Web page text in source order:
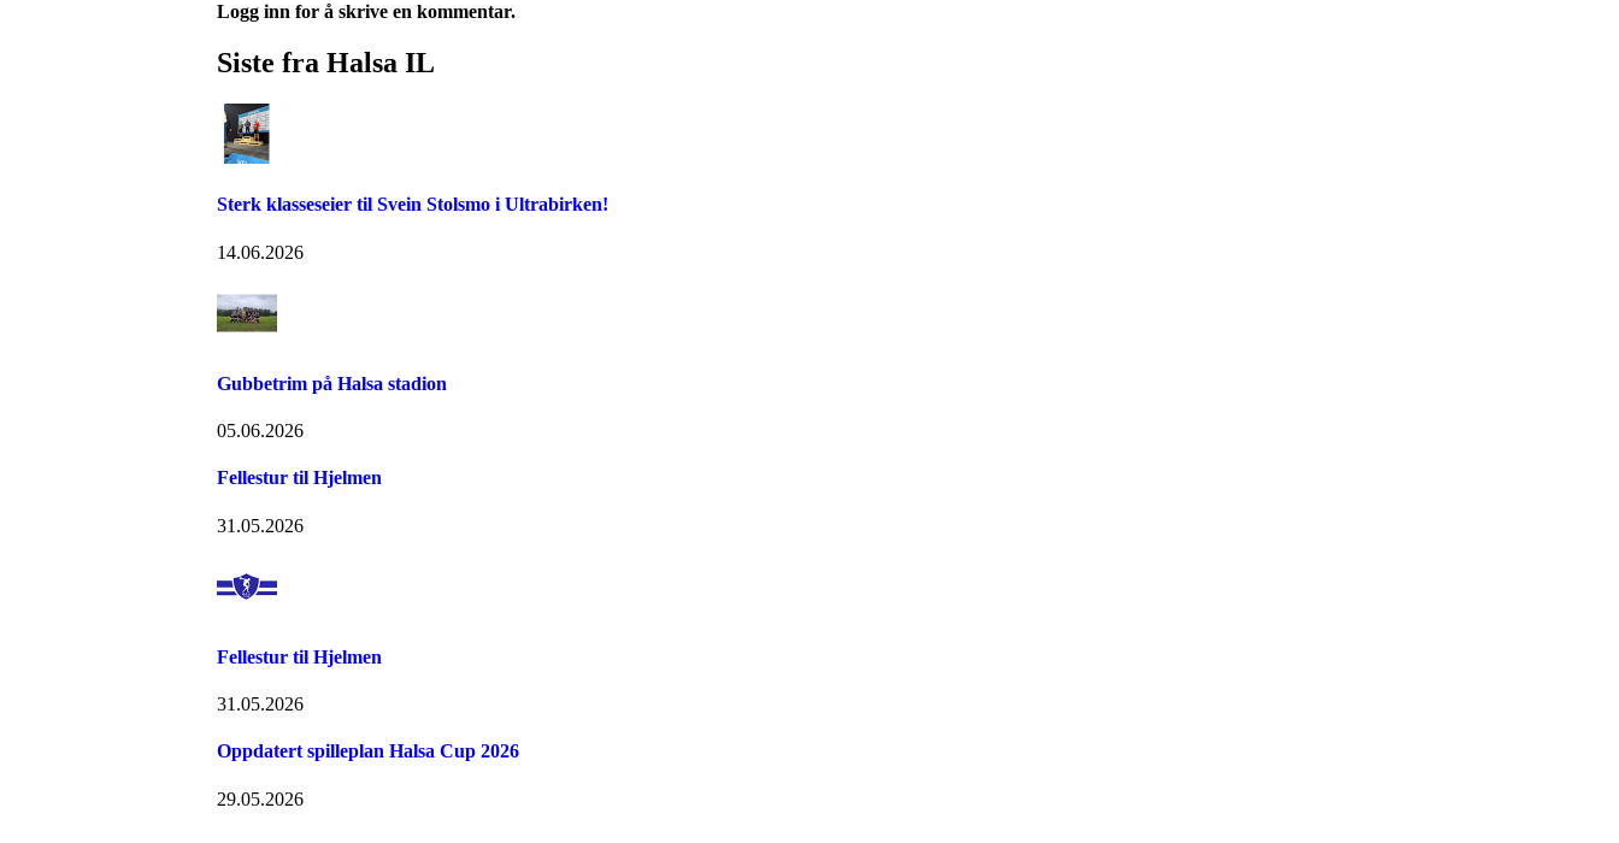
Logg inn for å skrive en kommentar.
Siste fra Halsa IL
Sterk klasseseier til Svein Stolsmo i Ultrabirken!
14.06.2026
Gubbetrim på Halsa stadion
05.06.2026
Fellestur til Hjelmen
31.05.2026
Fellestur til Hjelmen
31.05.2026
Oppdatert spilleplan Halsa Cup 2026
29.05.2026